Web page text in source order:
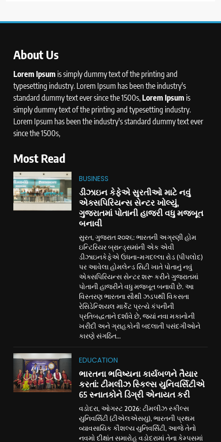
About Us
Lorem Ipsum is simply dummy text of the printing and
typesetting industry. Lorem Ipsum has been the industry's
standard dummy text ever since the 1500s,Lorem Ipsum is
simply dummy text of the printing and typesetting industry.
Lorem Ipsum has been the industry's standard dummy text ever
since the 1500s,
Most Read
BUSINESS
ડીઝાઇન કેફેએ સુરતીઓ માટે નવું
એક્સપિરિયન્સ સેન્ટર ખોલ્યું,
ગુજરાતમાં પોતાની હાજરી વધુ મજબૂત
બનાવી
સુરત, ગુજરાત ૨૦૨૬: ભારતની અગ્રણી હોમ
ઇન્ટિરિયર બ્રાન્ડ્સમાંની એક એવી
ડીઝાઇનકેફેએ ઉધના-મગદલ્લા રોડ (પીપલોદ)
પર આવેલા હોમલેન્ડ સિટી ખાતે પોતાનું નવું
એક્સપિરિયન્સ સેન્ટર શરૂ કરીને ગુજરાતમાં
પોતાની હાજરીને વધુ મજબૂત બનાવી છે. આ
વિસ્તરણ ભારતના સૌથી ઝડપથી વિકસતા
રેસિડેન્શિયલ માર્કેટ પ્રત્યે કંપનીની
પ્રતિબદ્ધતાને દર્શાવે છે, જ્યાં નવા મકાનોની
ખરીદી અને ગ્રાહકોની બદલાતી પસંદગીઓને
કારણે સંગઠિત...
EDUCATION
ભારતના ભવિષ્યના કાર્યબળને તૈયાર
કરતાં: ટીમલીઝ સ્કિલ્સ યુનિવર્સિટીએ
65 સ્નાતકોને ડિગ્રી એનાયત કરી
વડોદરા, ઓગસ્ટ 2026: ટીમલીઝ સ્કીલ્સ
યુનિવર્સિટી (ટીએલએસયુ), ભારતની પ્રથમ
વ્યાવસાયિક કૌશલ્ય યુનિવર્સિટી, આજે તેનો
નવમો દીક્ષાંત સમારોહ વડોદરામાં તેના કેમ્પસમાં